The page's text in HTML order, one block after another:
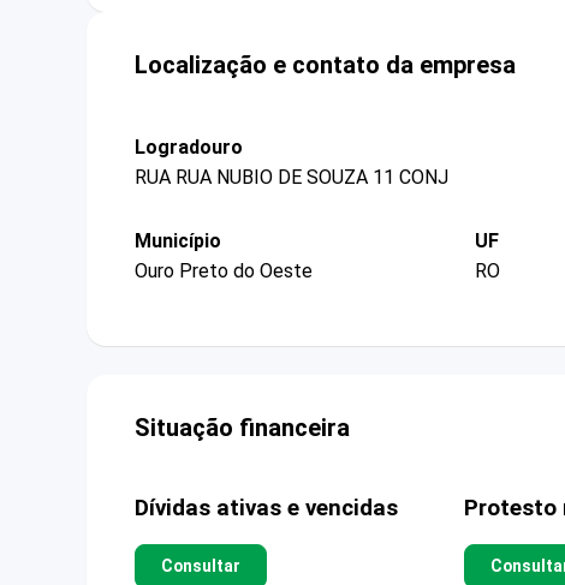
Localização e contato da empresa
Logradouro
RUA RUA NUBIO DE SOUZA 11 CONJ
Município
Ouro Preto do Oeste
UF
RO
Situação financeira
Dívidas ativas e vencidas
Consultar
Protesto